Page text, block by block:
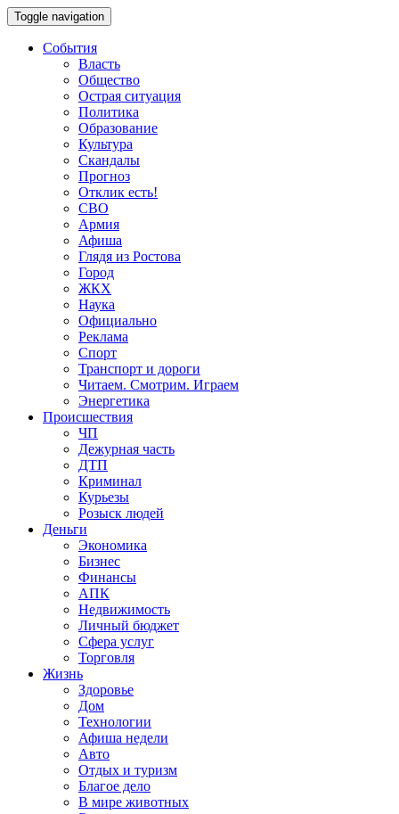
Toggle navigation
События
Власть
Общество
Острая ситуация
Политика
Образование
Культура
Скандалы
Прогноз
Отклик есть!
СВО
Армия
Афиша
Глядя из Ростова
Город
ЖКХ
Наука
Официально
Реклама
Спорт
Транспорт и дороги
Читаем. Смотрим. Играем
Энергетика
Происшествия
ЧП
Дежурная часть
ДТП
Криминал
Курьезы
Розыск людей
Деньги
Экономика
Бизнес
Финансы
АПК
Недвижимость
Личный бюджет
Сфера услуг
Торговля
Жизнь
Здоровье
Дом
Технологии
Афиша недели
Авто
Отдых и туризм
Благое дело
В мире животных